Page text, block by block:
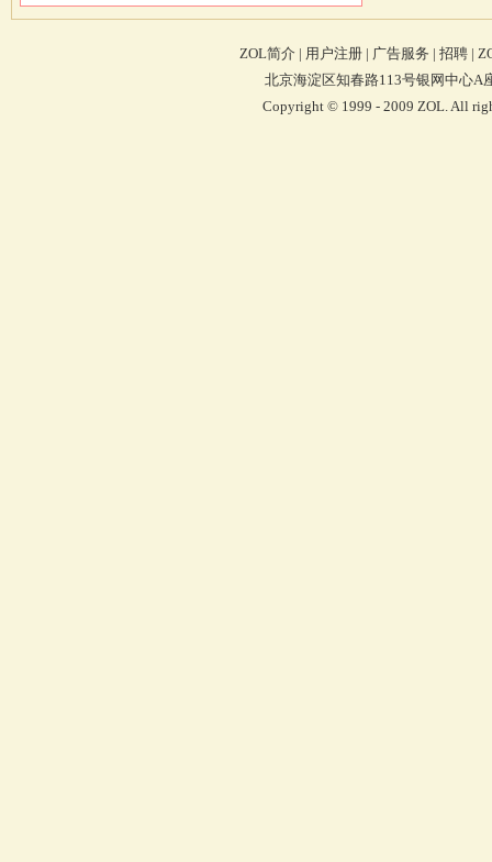
ZOL简介 | 用户注册 | 广告服务 | 招聘 |
北京海淀区知春路113号银网中心A
Copyright © 1999 - 2009 ZOL. All